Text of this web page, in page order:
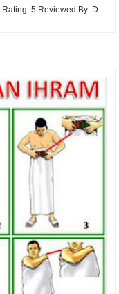
Rating: 5 Reviewed By: D